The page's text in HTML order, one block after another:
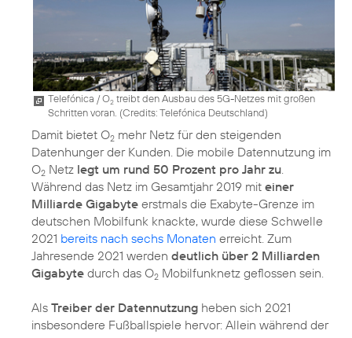
Telefónica / O2 treibt den Ausbau des 5G-Netzes mit großen
Schritten voran. (Credits: Telefónica Deutschland)
Damit bietet O2 mehr Netz für den steigenden
Datenhunger der Kunden. Die mobile Datennutzung im
O2 Netz legt um rund 50 Prozent pro Jahr zu.
Während das Netz im Gesamtjahr 2019 mit einer
Milliarde Gigabyte erstmals die Exabyte-Grenze im
deutschen Mobilfunk knackte, wurde diese Schwelle
2021 bereits nach sechs Monaten erreicht. Zum
Jahresende 2021 werden deutlich über 2 Milliarden
Gigabyte durch das O2 Mobilfunknetz geflossen sein.
Als Treiber der Datennutzung heben sich 2021
insbesondere Fußballspiele hervor: Allein während der